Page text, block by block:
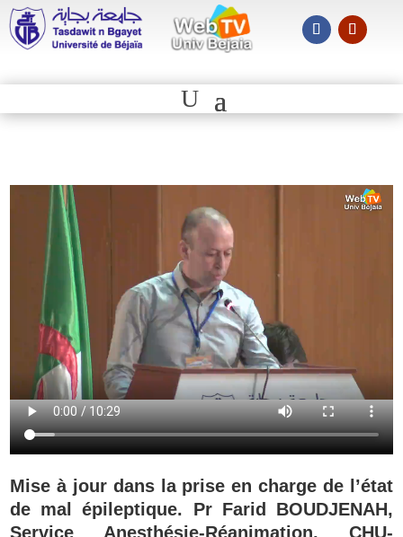
Mise à jour dans la prise en charge de l’état
de mal épileptique. Pr Farid BOUDJENAH,
Service Anesthésie-Réanimation, CHU-